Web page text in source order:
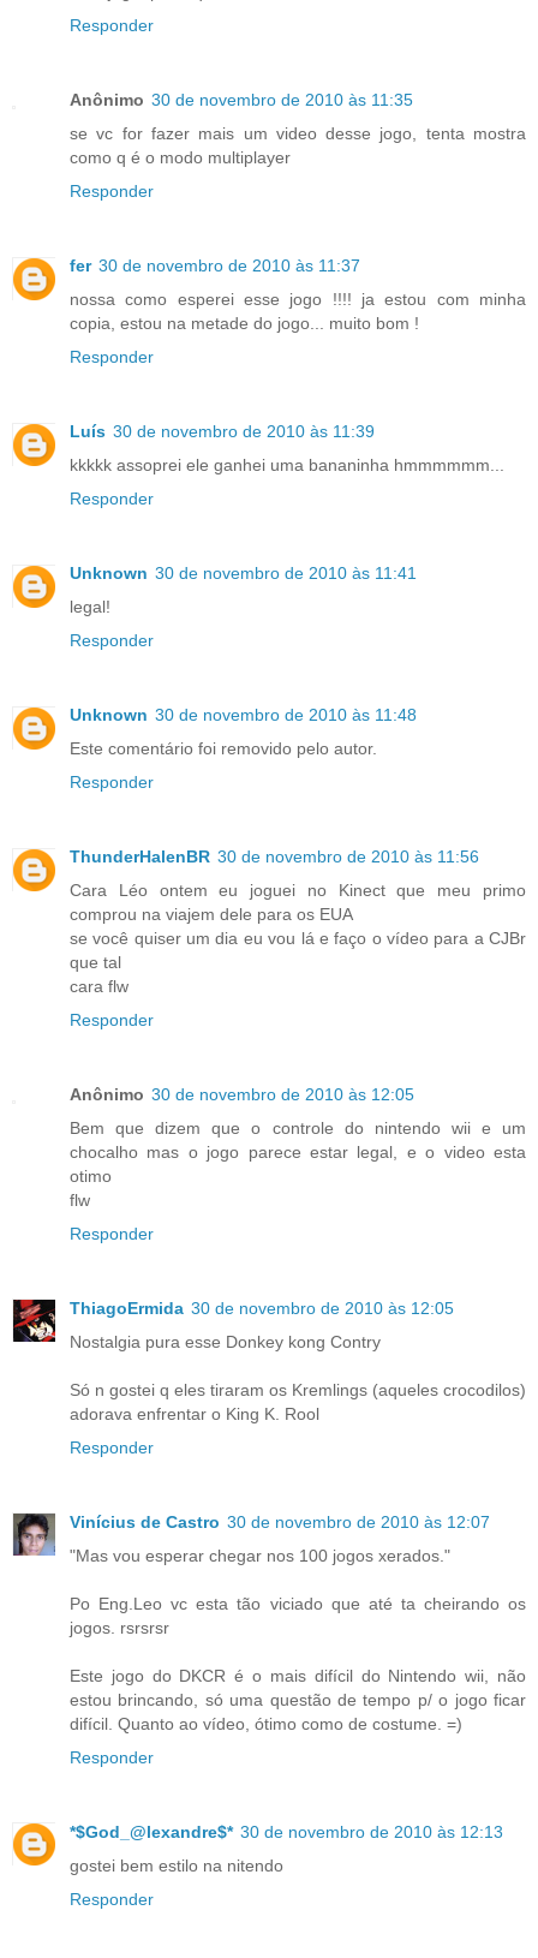
Responder
Anônimo 30 de novembro de 2010 às 11:35
se vc for fazer mais um video desse jogo, tenta mostra
como q é o modo multiplayer
Responder
fer 30 de novembro de 2010 às 11:37
nossa como esperei esse jogo !!!! ja estou com minha
copia, estou na metade do jogo... muito bom !
Responder
Luís 30 de novembro de 2010 às 11:39
kkkkk assoprei ele ganhei uma bananinha hmmmmmm...
Responder
Unknown 30 de novembro de 2010 às 11:41
legal!
Responder
Unknown 30 de novembro de 2010 às 11:48
Este comentário foi removido pelo autor.
Responder
ThunderHalenBR 30 de novembro de 2010 às 11:56
Cara Léo ontem eu joguei no Kinect que meu primo
comprou na viajem dele para os EUA
se você quiser um dia eu vou lá e faço o vídeo para a CJBr
que tal
cara flw
Responder
Anônimo 30 de novembro de 2010 às 12:05
Bem que dizem que o controle do nintendo wii e um
chocalho mas o jogo parece estar legal, e o video esta
otimo
flw
Responder
ThiagoErmida 30 de novembro de 2010 às 12:05
Nostalgia pura esse Donkey kong Contry
Só n gostei q eles tiraram os Kremlings (aqueles crocodilos)
adorava enfrentar o King K. Rool
Responder
Vinícius de Castro 30 de novembro de 2010 às 12:07
"Mas vou esperar chegar nos 100 jogos xerados."
Po Eng.Leo vc esta tão viciado que até ta cheirando os
jogos. rsrsrsr
Este jogo do DKCR é o mais difícil do Nintendo wii, não
estou brincando, só uma questão de tempo p/ o jogo ficar
difícil. Quanto ao vídeo, ótimo como de costume. =)
Responder
*$God_@lexandre$* 30 de novembro de 2010 às 12:13
gostei bem estilo na nitendo
Responder